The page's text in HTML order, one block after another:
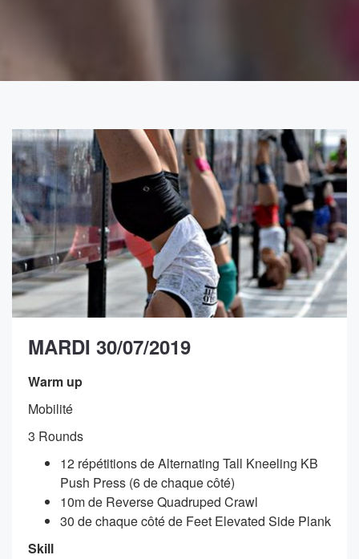
MARDI 30/07/2019
Warm up
Mobilité
3 Rounds
12 répétitions de Alternating Tall Kneeling KB
Push Press (6 de chaque côté)
10m de Reverse Quadruped Crawl
30 de chaque côté de Feet Elevated Side Plank
Skill